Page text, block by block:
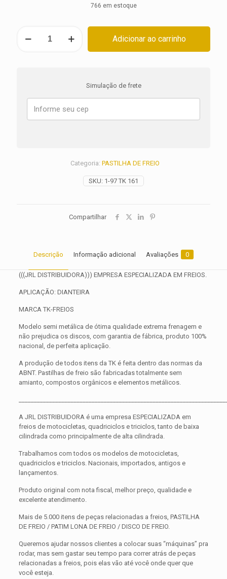
766 em estoque
2024
Adicionar ao carrinho
Simulação de frete
SKU: 1-97 TK 161
Categoria: PASTILHA DE FREIO
Compartilhar
Descrição Informação adicional Avaliações 0
(((JRL DISTRIBUIDORA))) EMPRESA ESPECIALIZADA EM FREIOS.
APLICAÇÃO: DIANTEIRA
MARCA TK-FREIOS
Modelo semi metálica de ótima qualidade extrema frenagem e
não prejudica os discos, com garantia de fábrica, produto 100%
nacional, de perfeita aplicação.
A produção de todos itens da TK é feita dentro das normas da
ABNT. Pastilhas de freio são fabricadas totalmente sem
amianto, compostos orgânicos e elementos metálicos.
A JRL DISTRIBUIDORA é uma empresa ESPECIALIZADA em
freios de motocicletas, quadriciclos e triciclos, tanto de baixa
cilindrada como principalmente de alta cilindrada.
Trabalhamos com todos os modelos de motocicletas,
quadriciclos e triciclos. Nacionais, importados, antigos e
lançamentos.
Produto original com nota fiscal, melhor preço, qualidade e
excelente atendimento.
Mais de 5.000 itens de peças relacionadas a freios, PASTILHA
DE FREIO / PATIM LONA DE FREIO / DISCO DE FREIO.
Queremos ajudar nossos clientes a colocar suas “máquinas” pra
rodar, mas sem gastar seu tempo para correr atrás de peças
relacionadas a freios, pois elas vão até você onde quer que
você esteja.